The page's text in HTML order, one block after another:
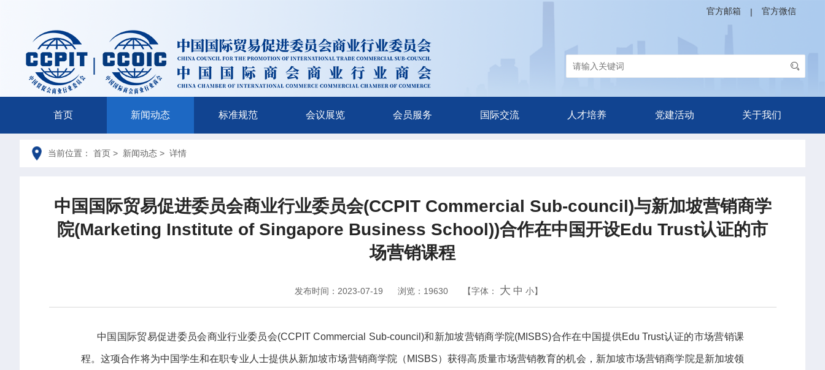
官方邮箱 | 官方微信
首页 新闻动态 标准规范 会议展览 会员服务 国际交流 人才培养 党建活动 关于我们
当前位置： 首页 > 新闻动态 > 详情
中国国际贸易促进委员会商业行业委员会(CCPIT Commercial Sub-council)与新加坡营销商学
院(Marketing Institute of Singapore Business School))合作在中国开设Edu Trust认证的市
场营销课程
发布时间：2023-07-19 浏览：19630 【字体： 大 中 小】
中国国际贸易促进委员会商业行业委员会(CCPIT Commercial Sub-council)和新加坡营销商学院(MISBS)合作在中国提供Edu Trust认证的市场营销课
程。这项合作将为中国学生和在职专业人士提供从新加坡市场营销商学院（MISBS）获得高质量市场营销教育的机会，新加坡市场营销商学院是新加坡领